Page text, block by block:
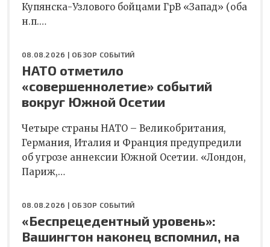
Купянска-Узлового бойцами ГрВ «Запад» (оба
н.п.…
08.08.2026 | ОБЗОР СОБЫТИЙ
НАТО отметило
«совершеннолетие» событий
вокруг Южной Осетии
Четыре страны НАТО – Великобритания,
Германия, Италия и Франция предупредили
об угрозе аннексии Южной Осетии. «Лондон,
Париж,…
08.08.2026 | ОБЗОР СОБЫТИЙ
«Беспрецедентный уровень»:
Вашингтон наконец вспомнил, на